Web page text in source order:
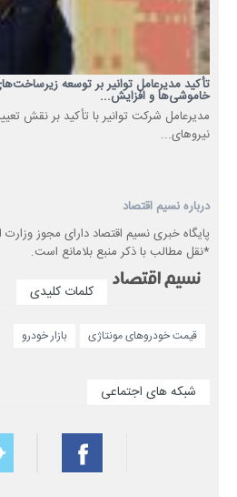
تأکید مدیرعامل توانیر بر توسعه
خاموشی‌ها و افزایش...
مدیرعامل شرکت توانیر با تأکید بر نقش
نیروهای...
درباره نسیم اقتصاد
پایگاه خبری نسیم اقتصاد دارای مجوز وزارت
*نقل مطالب با ذکر منبع بلامانع است.
کلمات کلیدی
قیمت خودروهای مونتاژی بازار خودرو
شبکه های اجتماعی